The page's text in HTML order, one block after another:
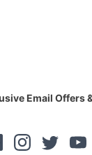
Email Offers